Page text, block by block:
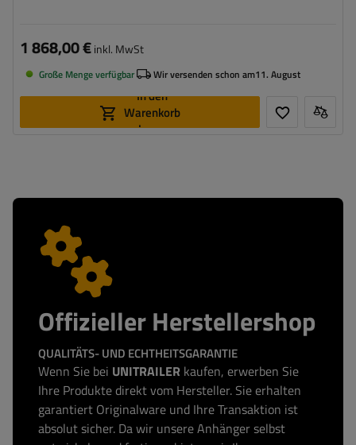
1 868,00 €inkl. MwSt
Große Menge verfügbar Wir versenden schon am11. August
In den
Warenkorb
legen
Offizieller Herstellershop
QUALITÄTS- UND ECHTHEITSGARANTIE
Wenn Sie bei UNITRAILER kaufen, erwerben Sie
Ihre Produkte direkt vom Hersteller. Sie erhalten
garantiert Originalware und Ihre Transaktion ist
absolut sicher. Da wir unsere Anhänger selbst